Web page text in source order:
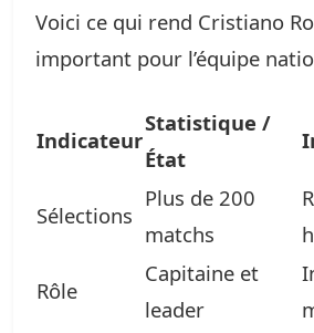
Voici ce qui rend Cristiano
important pour l’équipe
Indicateur
Statistique /
État
Sélections
Plus de 200
matchs
Rôle
Capitaine et
leader